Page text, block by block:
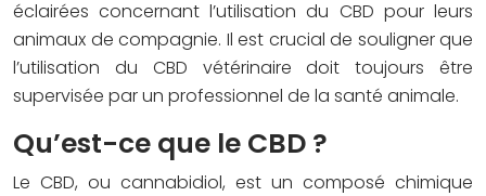
éclairées concernant l’utilisation du CBD pour leurs
animaux de compagnie. Il est crucial de souligner que
l’utilisation du CBD vétérinaire doit toujours être
supervisée par un professionnel de la santé animale.
Qu’est-ce que le CBD ?
Le CBD, ou cannabidiol, est un composé chimique